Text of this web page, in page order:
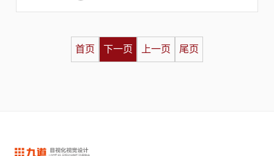
首页 下一页 上一页 尾页